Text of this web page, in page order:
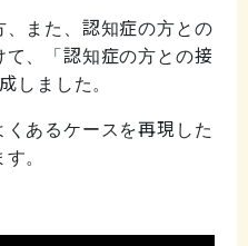
また、認知症の方との
、「認知症の方との接
しました。
あるケースを再現した
。